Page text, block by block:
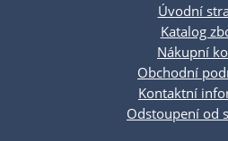
Úvodní
Katalog
Nákupní
Obchodní
Kontaktní
Odstoupení od